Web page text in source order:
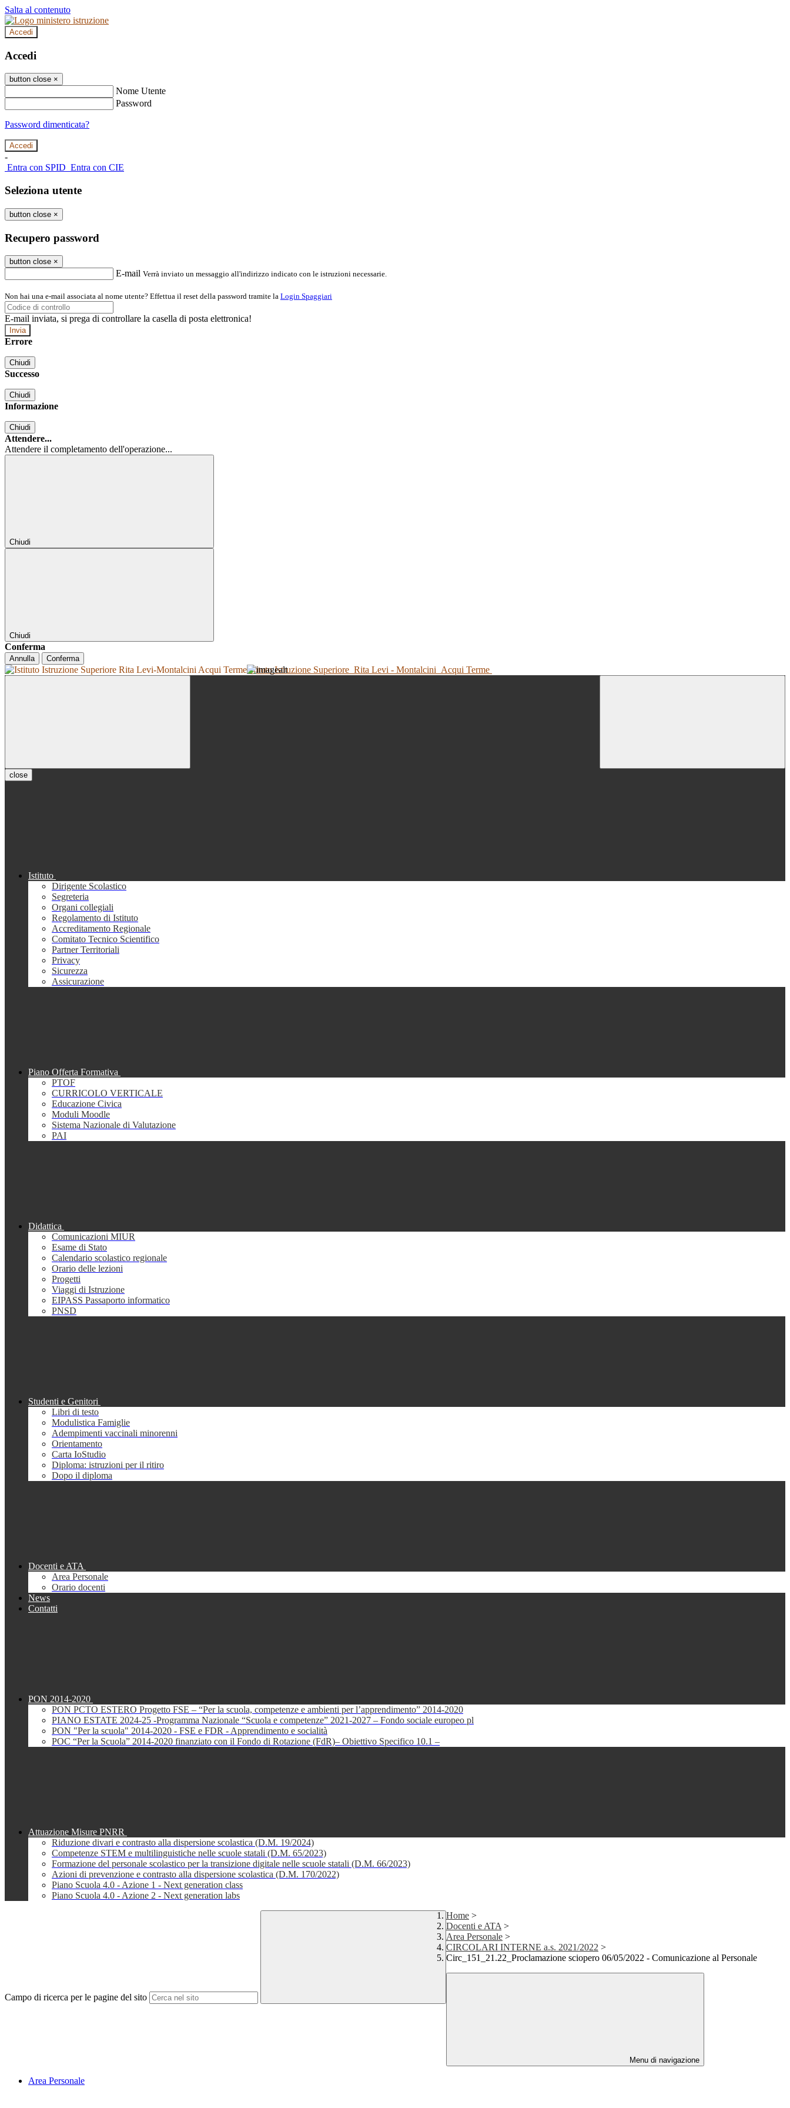
Salta al contenuto
Accedi
Accedi
button close ×
Nome Utente
Password
Password dimenticata?
-
Entra con SPID Entra con CIE
Seleziona utente
button close ×
Recupero password
button close ×
E-mail Verrà inviato un messaggio all'indirizzo indicato con le istruzioni necessarie.
Non hai una e-mail associata al nome utente? Effettua il reset della password tramite la Login Spaggiari
E-mail inviata, si prega di controllare la casella di posta elettronica!
Errore
Chiudi
Successo
Chiudi
Informazione
Chiudi
Attendere...
Attendere il completamento dell'operazione...
Chiudi
Chiudi
Conferma
Annulla Conferma
Istituto Istruzione Superiore Rita Levi - Montalcini Acqui Terme
close
Istituto
Dirigente Scolastico
Segreteria
Organi collegiali
Regolamento di Istituto
Accreditamento Regionale
Comitato Tecnico Scientifico
Partner Territoriali
Privacy
Sicurezza
Assicurazione
Piano Offerta Formativa
PTOF
CURRICOLO VERTICALE
Educazione Civica
Moduli Moodle
Sistema Nazionale di Valutazione
PAI
Didattica
Comunicazioni MIUR
Esame di Stato
Calendario scolastico regionale
Orario delle lezioni
Progetti
Viaggi di Istruzione
EIPASS Passaporto informatico
PNSD
Studenti e Genitori
Libri di testo
Modulistica Famiglie
Adempimenti vaccinali minorenni
Orientamento
Carta IoStudio
Diploma: istruzioni per il ritiro
Dopo il diploma
Docenti e ATA
Area Personale
Orario docenti
News
Contatti
PON 2014-2020
PON PCTO ESTERO Progetto FSE – “Per la scuola, competenze e ambienti per l’apprendimento” 2014-2020
PIANO ESTATE 2024-25 -Programma Nazionale “Scuola e competenze” 2021-2027 – Fondo sociale europeo pl
PON "Per la scuola" 2014-2020 - FSE e FDR - Apprendimento e socialità
POC “Per la Scuola” 2014-2020 finanziato con il Fondo di Rotazione (FdR)– Obiettivo Specifico 10.1 –
Attuazione Misure PNRR
Riduzione divari e contrasto alla dispersione scolastica (D.M. 19/2024)
Competenze STEM e multilinguistiche nelle scuole statali (D.M. 65/2023)
Formazione del personale scolastico per la transizione digitale nelle scuole statali (D.M. 66/2023)
Azioni di prevenzione e contrasto alla dispersione scolastica (D.M. 170/2022)
Piano Scuola 4.0 - Azione 1 - Next generation class
Piano Scuola 4.0 - Azione 2 - Next generation labs
Campo di ricerca per le pagine del sito
Home >
Docenti e ATA >
Area Personale >
CIRCOLARI INTERNE a.s. 2021/2022 >
Circ_151_21.22_Proclamazione sciopero 06/05/2022 - Comunicazione al Personale
Menu di navigazione
Area Personale